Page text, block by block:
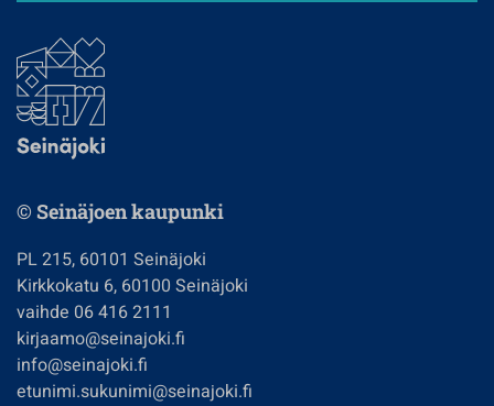
© Seinäjoen kaupunki
PL 215, 60101 Seinäjoki
Kirkkokatu 6, 60100 Seinäjoki
vaihde 06 416 2111
kirjaamo@seinajoki.fi
info@seinajoki.fi
etunimi.sukunimi@seinajoki.fi